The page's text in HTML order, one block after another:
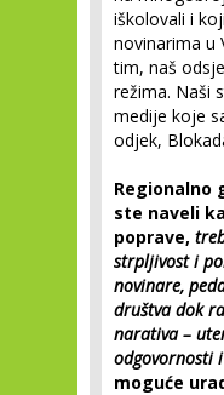
iškolovali i
novinarima u
tim, naš
režima. Naši
medije koje
odjek,
Regionalno
ste naveli
poprave,
strpljivost i
novinare,
društva dok
narativa –
odgovornosti
moguće